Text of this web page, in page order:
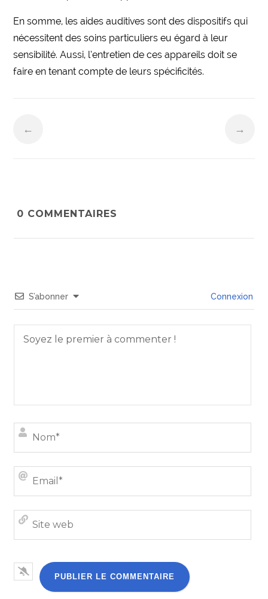
En somme, les aides auditives sont des dispositifs qui
nécessitent des soins particuliers eu égard à leur
sensibilité. Aussi, l’entretien de ces appareils doit se
faire en tenant compte de leurs spécificités.
← →
S’abonner Connexion
0 COMMENTAIRES